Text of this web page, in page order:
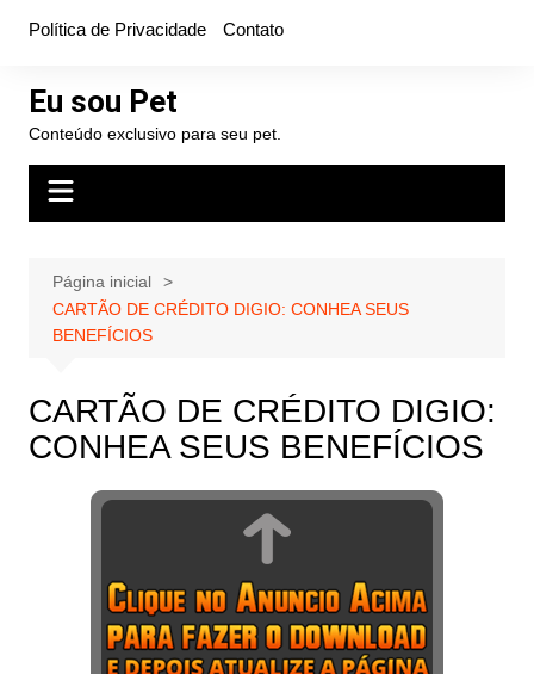
conteúdo
Política de Privacidade Contato
Eu sou Pet
Conteúdo exclusivo para seu pet.
Página inicial
CARTÃO DE CRÉDITO DIGIO: CONHEA SEUS
BENEFÍCIOS
CARTÃO DE CRÉDITO DIGIO:
CONHEA SEUS BENEFÍCIOS